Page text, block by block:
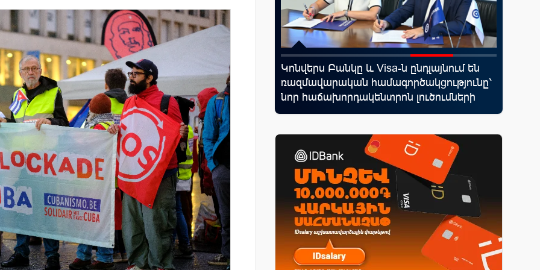
IDBank-ը ներկայացնում է նոր Mastercard
World քարտը՝ ճանապարհորդական
առավելություններով և հատուկ արշավով
Կոնվերս Բանկը և Visa-ն ընդլայնում են
ռազմավարական համագործակցությունը՝
նոր հաճախորդակենտրոն լուծումների
զարգացման նպատակով